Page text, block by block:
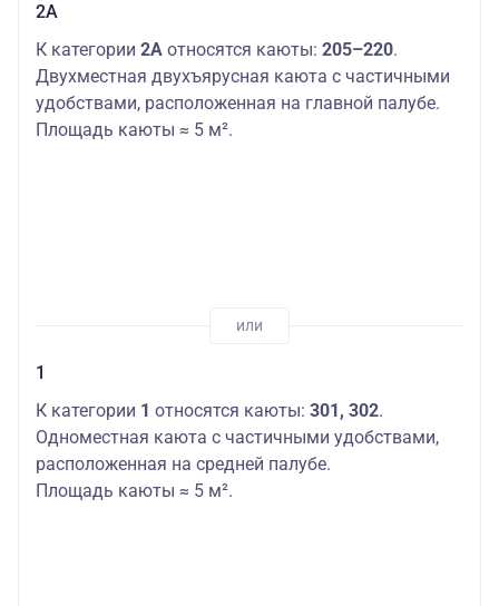
2А
К категории 2А относятся каюты: 205–220.
Двухместная двухъярусная каюта с частичными
удобствами, расположенная на главной палубе.
Площадь каюты ≈ 5 м².
1
К категории 1 относятся каюты: 301, 302.
Одноместная каюта с частичными удобствами,
расположенная на средней палубе.
Площадь каюты ≈ 5 м².